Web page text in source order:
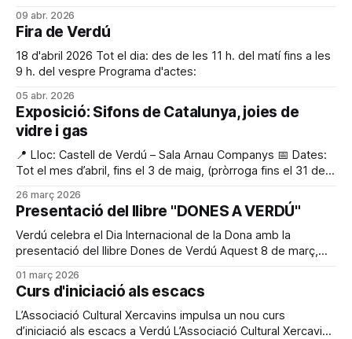
del cicle "Xerrades Xercavins", amb una proposta d’alt
interès i plena actualitat. Sovint
09 abr. 2026
Fira de Verdú
18 d'abril 2026 Tot el dia: des de les 11 h. del matí fins a les
9 h. del vespre Programa d'actes:
05 abr. 2026
Exposició: Sifons de Catalunya, joies de
vidre i gas
📍 Lloc: Castell de Verdú – Sala Arnau Companys 📅 Dates:
Tot el mes d’abril, fins el 3 de maig, (pròrroga fins el 31 de
especial: Dissabte 18 d’abril, amb motiu de la Fira de Verdú
📞 Visites concertades: A la resta
26 març 2026
Presentació del llibre "DONES A VERDÚ"
Verdú celebra el Dia Internacional de la Dona amb la
presentació del llibre Dones de Verdú Aquest 8 de març,
Verdú acollirà la presentació del llibre Dones de Verdú, una
obra que recupera i posa en valor
01 març 2026
Curs d'iniciació als escacs
L’Associació Cultural Xercavins impulsa un nou curs
d’iniciació als escacs a Verdú L’Associació Cultural Xercavins